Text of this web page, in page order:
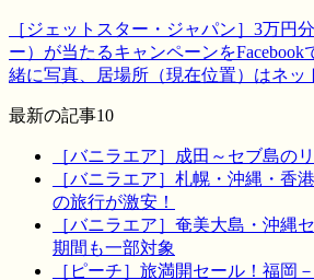
［ジェットスター・ジャパン］3万円
ー）が当たるキャンペーンを
緒に写真、居場所（現在位置）はネッ
最新の記事10
［バニラエア］成田～セブ島の
［バニラエア］札幌・沖縄・香
の旅行が激安！
［バニラエア］奄美大島・沖縄
期間も一部対象
［ピーチ］旅満開セール！福岡